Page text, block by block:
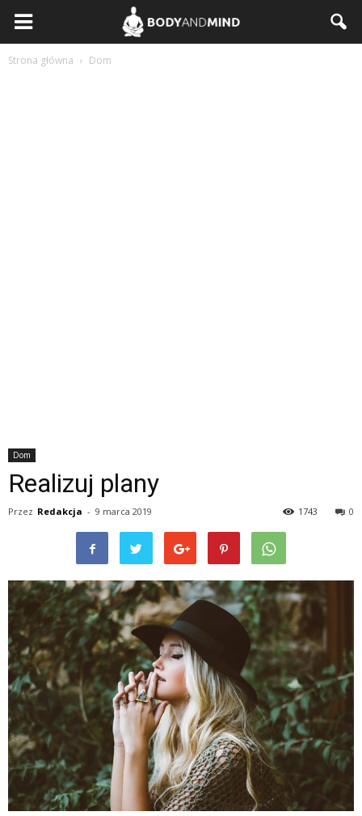
BodyAndMind.pl
Strona główna Dom
Dom
Realizuj plany
Przez Redakcja - 9 marca 2019 0
1743